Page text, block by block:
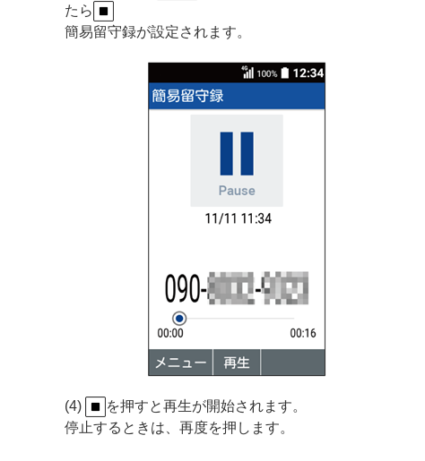
たら
簡易留守録が設定されます。
(4)
を押すと再生が開始されます。
停止するときは、再度を押します。